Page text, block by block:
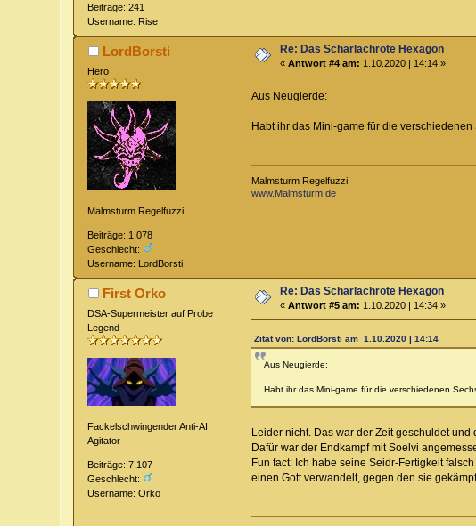
Beiträge: 241
Username: Rise
LordBorsti
Hero
Malmsturm Regelfuzzi
Beiträge: 1.078
Geschlecht:
Username: LordBorsti
Re: Das Scharlachrote Hexagon
«Antwort #4 am: 1.10.2020 | 14:14 »
Aus Neugierde:
Habt ihr das Mini-game für die verschiedenen
Malmsturm Regelfuzzi
www.Malmsturm.de
First Orko
DSA-Supermeister auf Probe
Legend
Fackelschwingender Anti-AI
Agitator
Beiträge: 7.107
Geschlecht:
Username: Orko
Re: Das Scharlachrote Hexagon
«Antwort #5 am: 1.10.2020 | 14:34 »
Zitat von: LordBorsti am 1.10.2020 | 14:14
Aus Neugierde:
Habt ihr das Mini-game für die verschiedenen
Leider nicht. Das war der Zeit geschuldet
Dafür war der Endkampf mit Soelvi
Fun fact: Ich habe seine Seidr-Fertigkeit
einen Gott verwandelt, gegen den sie